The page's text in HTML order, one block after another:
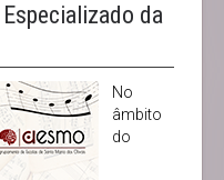
da
No
âmbito
do